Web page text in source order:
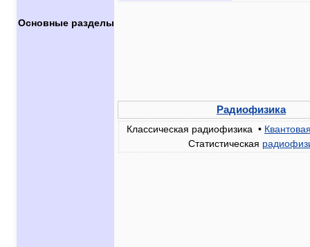
Основные разделы
Радиофизика
Классическая радиофизика •
Статистическая